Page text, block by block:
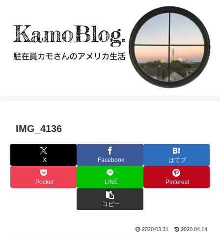
IMG_4136
X Facebook はてブ
Pocket LINE Pinterest
コピー
2020.03.31 2020.04.14